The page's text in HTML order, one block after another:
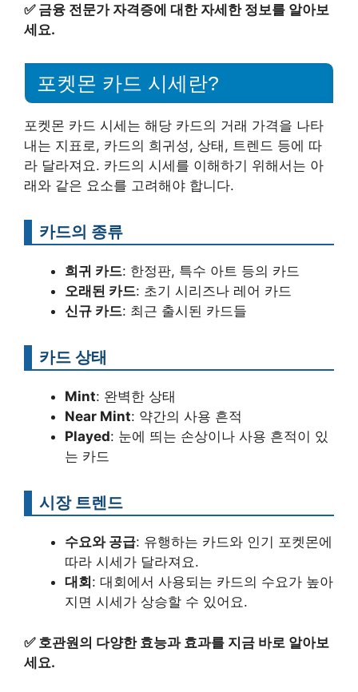
✅ 금융 전문가 자격증에 대한 자세한 정보를 알아보
세요.
포켓몬 카드 시세란?
포켓몬 카드 시세는 해당 카드의 거래 가격을 나타
내는 지표로, 카드의 희귀성, 상태, 트렌드 등에 따
라 달라져요. 카드의 시세를 이해하기 위해서는 아
래와 같은 요소를 고려해야 합니다.
카드의 종류
희귀 카드: 한정판, 특수 아트 등의 카드
오래된 카드: 초기 시리즈나 레어 카드
신규 카드: 최근 출시된 카드들
카드 상태
Mint: 완벽한 상태
Near Mint: 약간의 사용 흔적
Played: 눈에 띄는 손상이나 사용 흔적이 있
는 카드
시장 트렌드
수요와 공급: 유행하는 카드와 인기 포켓몬에
따라 시세가 달라져요.
대회 : 대회에서 사용되는 카드의 수요가 높아
지면 시세가 상승할 수 있어요.
✅ 호관원의 다양한 효능과 효과를 지금 바로 알아보
세요.